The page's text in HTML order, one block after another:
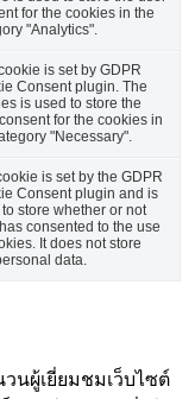
for the cookies in the
"Analytics".
is set by GDPR
Consent plugin. The
is used to store the
for the cookies in
"Necessary".
is set by the GDPR
Consent plugin and is
store whether or not
consented to the use
It does not store
data.
นผู้เยี่ยมชมเว็บไซต์